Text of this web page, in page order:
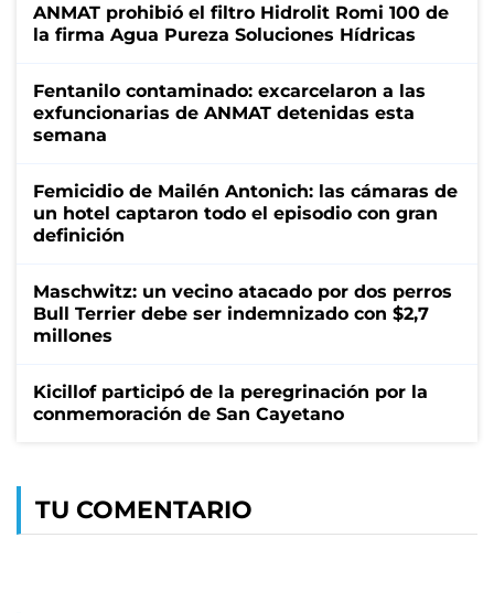
ANMAT prohibió el filtro Hidrolit Romi 100 de
la firma Agua Pureza Soluciones Hídricas
Fentanilo contaminado: excarcelaron a las
exfuncionarias de ANMAT detenidas esta
semana
Femicidio de Mailén Antonich: las cámaras de
un hotel captaron todo el episodio con gran
definición
Maschwitz: un vecino atacado por dos perros
Bull Terrier debe ser indemnizado con $2,7
millones
Kicillof participó de la peregrinación por la
conmemoración de San Cayetano
TU COMENTARIO